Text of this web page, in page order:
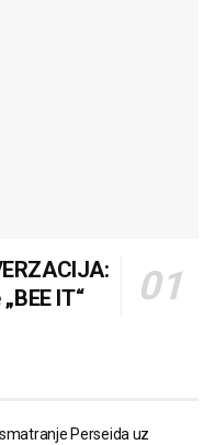
IT“
Perseida uz